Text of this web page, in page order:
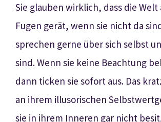
Sie glauben wirklich, dass die Welt
Fugen gerät, wenn sie nicht da
sprechen gerne über sich selbst
sind. Wenn sie keine Beachtung
dann ticken sie sofort aus. Das
an ihrem illusorischen
sie in ihrem Inneren gar nicht